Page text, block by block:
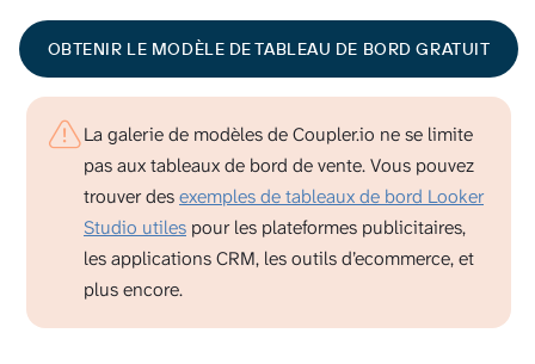
OBTENIR LE MODÈLE DE TABLEAU DE BORD GRATUIT
La galerie de modèles de Coupler.io ne se limite
pas aux tableaux de bord de vente. Vous pouvez
trouver desexemples de tableaux de bord Looker
Studio utiles pour les plateformes publicitaires,
les applications CRM, les outils d’ecommerce, et
plus encore.